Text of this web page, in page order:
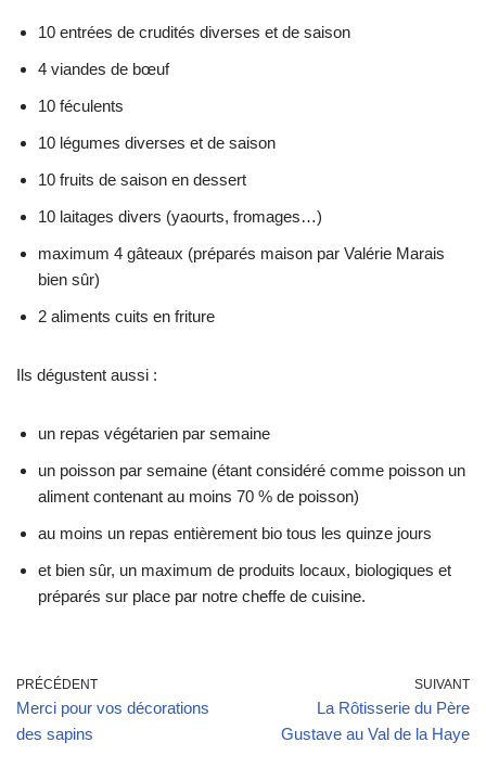
10 entrées de crudités diverses et de saison
4 viandes de bœuf
10 féculents
10 légumes diverses et de saison
10 fruits de saison en dessert
10 laitages divers (yaourts, fromages…)
maximum 4 gâteaux (préparés maison par Valérie Marais
bien sûr)
2 aliments cuits en friture
Ils dégustent aussi :
un repas végétarien par semaine
un poisson par semaine (étant considéré comme poisson un
aliment contenant au moins 70 % de poisson)
au moins un repas entièrement bio tous les quinze jours
et bien sûr, un maximum de produits locaux, biologiques et
préparés sur place par notre cheffe de cuisine.
PRÉCÉDENT
Merci pour vos décorations
des sapins
SUIVANT
La Rôtisserie du Père
Gustave au Val de la Haye